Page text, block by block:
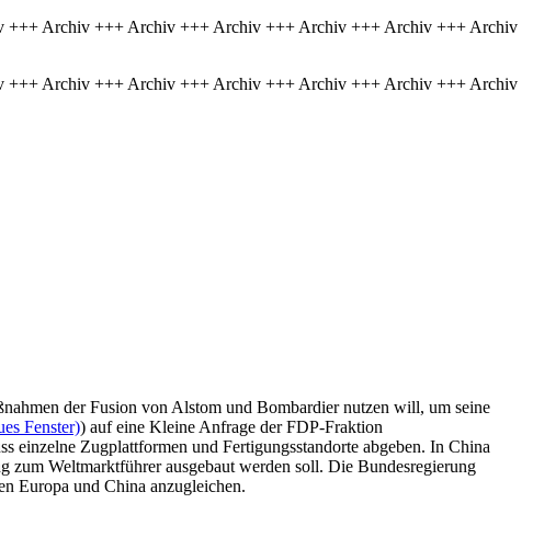
Archiv +++ Archiv +++ Archiv +++ Archiv +++ Archiv +++ Archiv
Archiv +++ Archiv +++ Archiv +++ Archiv +++ Archiv +++ Archiv
der Fusion von Alstom und Bombardier nutzen will, um seine
Fenster)) auf eine Kleine Anfrage der FDP-Fraktion
einzelne Zugplattformen und Fertigungsstandorte abgeben. In China
zum Weltmarktführer ausgebaut werden soll. Die Bundesregierung
Europa und China anzugleichen.